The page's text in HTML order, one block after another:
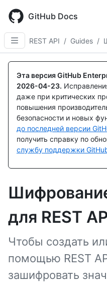
main
content
GitHub Docs
REST API / Guides /
Эта версия GitHub
2026-04-23.
даже при критических
повышения
безопасности и новых
до последней версии
получить справку по
службу поддержки
для REST
Чтобы создать
помощью REST
зашифровать